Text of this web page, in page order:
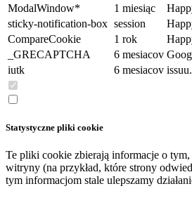
ModalWindow*
1 miesiąc
sticky-notification-box session
CompareCookie
1 rok
_GRECAPTCHA
6 mesiacov
iutk
6 mesiacov
Statystyczne pliki cookie
Te pliki cookie zbierają informacje o tym,
witryny (na przykład, które strony
tym informacjom stale ulepszamy